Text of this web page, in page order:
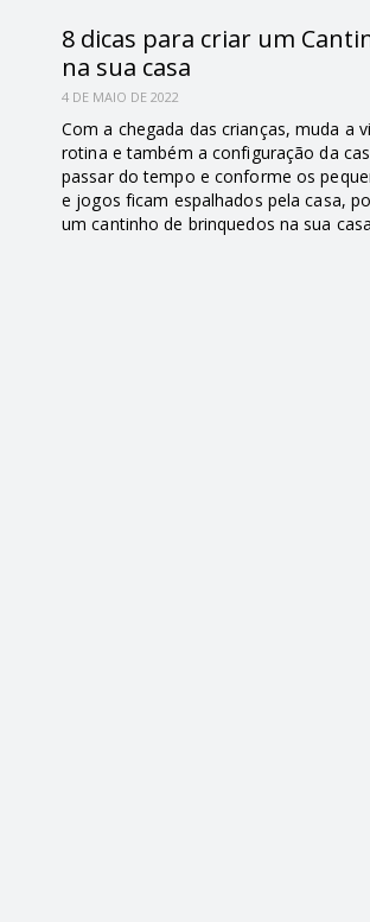
8 dicas para criar um
na sua casa
4 DE MAIO DE 2022
Com a chegada das crianças, muda a
rotina e também a configuração da
passar do tempo e conforme os
e jogos ficam espalhados pela casa,
um cantinho de brinquedos na sua